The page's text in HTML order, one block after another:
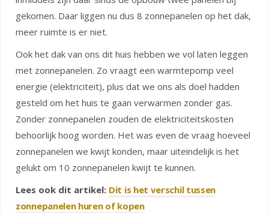
gekomen. Daar liggen nu dus 8 zonnepanelen op het dak,
meer ruimte is er niet.
Ook het dak van ons dit huis hebben we vol laten leggen
met zonnepanelen. Zo vraagt een warmtepomp veel
energie (elektriciteit), plus dat we ons als doel hadden
gesteld om het huis te gaan verwarmen zonder gas.
Zonder zonnepanelen zouden de elektriciteitskosten
behoorlijk hoog worden. Het was even de vraag hoeveel
zonnepanelen we kwijt konden, maar uiteindelijk is het
gelukt om 10 zonnepanelen kwijt te kunnen.
Lees ook dit artikel: Dit is het verschil tussen
zonnepanelen huren of kopen